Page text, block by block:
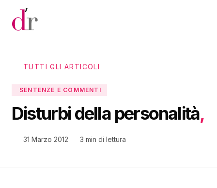
Vai al contenuto principale
TUTTI GLI ARTICOLI
SENTENZE E COMMENTI
Disturbi della personalità,
31 Marzo 2012 3 min di lettura